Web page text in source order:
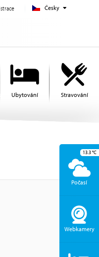
Česky
Ubytování Stravování
Edit
Počasí
13.3°C
Webkamery